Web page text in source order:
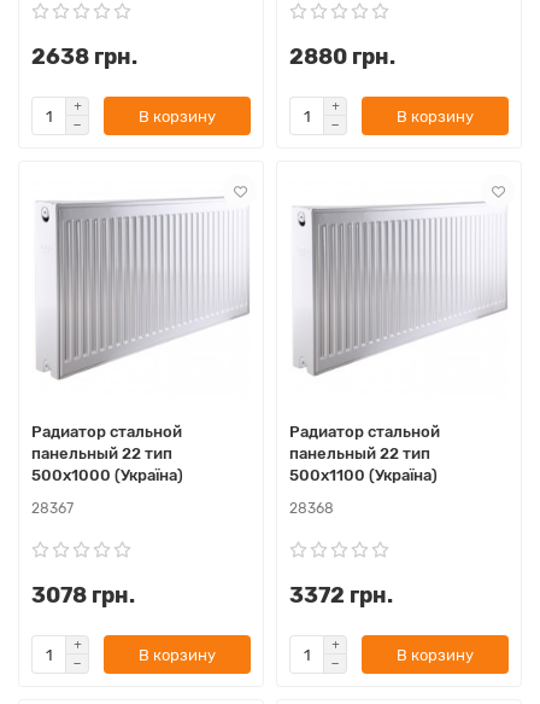
2638 грн.
В корзину
2880 грн.
В корзину
Радиатор стальной
панельный 22 тип
500х1000 (Україна)
28367
3078 грн.
В корзину
Радиатор стальной
панельный 22 тип
500х1100 (Україна)
28368
3372 грн.
В корзину